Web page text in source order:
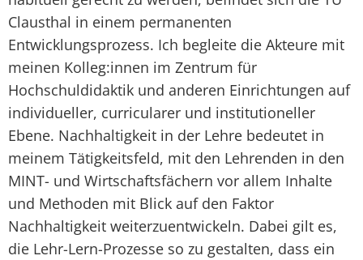
Clausthal in einem permanenten
Entwicklungsprozess. Ich begleite die Akteure mit
meinen Kolleg:innen im Zentrum für
Hochschuldidaktik und anderen Einrichtungen auf
individueller, curricularer und institutioneller
Ebene. Nachhaltigkeit in der Lehre bedeutet in
meinem Tätigkeitsfeld, mit den Lehrenden in den
MINT- und Wirtschaftsfächern vor allem Inhalte
und Methoden mit Blick auf den Faktor
Nachhaltigkeit weiterzuentwickeln. Dabei gilt es,
die Lehr-Lern-Prozesse so zu gestalten, dass ein